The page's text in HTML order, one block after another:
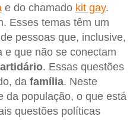
e do chamado kit gay.
Esses temas têm um
pessoas que, inclusive,
e que não se conectam
. Essas questões
da família. Neste
da população, o que está
questões políticas